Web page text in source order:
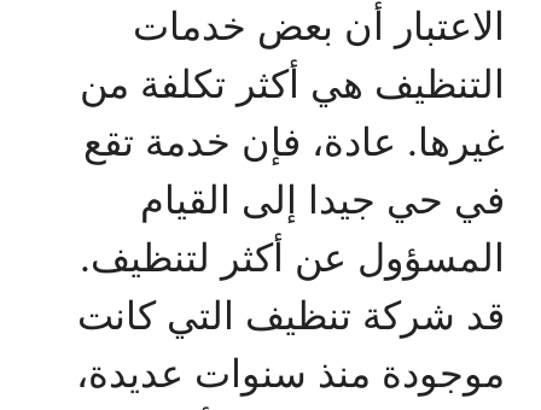
الاعتبار أن بعض خدمات
التنظيف هي أكثر تكلفة من
غيرها. عادة، فإن خدمة تقع
في حي جيدا إلى القيام
المسؤول عن أكثر لتنظيف.
قد شركة تنظيف التي كانت
موجودة منذ سنوات عديدة،